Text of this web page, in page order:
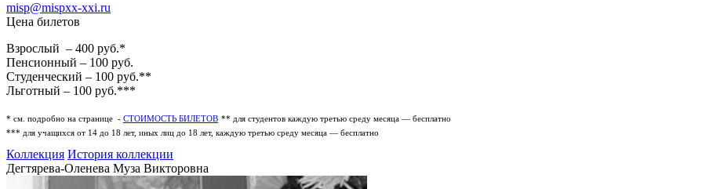
misp@mispxx-xxi.ru
Цена билетов
Взрослый – 400 руб.*
Пенсионный – 100 руб.
Студенческий – 100 руб.**
Льготный – 100 руб.***
* см. подробно на странице - СТОИМОСТЬ БИЛЕТОВ ** для студентов каждую третью среду месяца — бесплатно
*** для учащихся от 14 до 18 лет, иных лиц до 18 лет, каждую третью среду месяца — бесплатно
Коллекция История коллекции
Дегтярева-Оленева Муза Викторовна